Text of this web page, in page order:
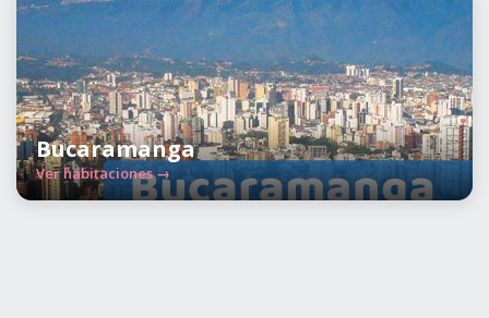
Bucaramanga
Ver habitaciones →